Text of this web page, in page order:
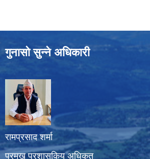
गुनासो सुन्ने अधिकारी
रामप्रसाद शर्मा
प्रमुख प्रशासकिय अधिकृत